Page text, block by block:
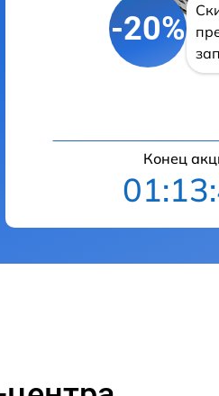
-20%
Конец